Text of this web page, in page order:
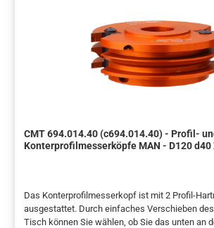
CMT 694.014.40 (c694.014.40) - Profil-
Konterprofilmesserköpfe MAN - D120 d40
Das Konterprofilmesserkopf ist mit 2 Profil-
ausgestattet. Durch einfaches Verschieben
Tisch können Sie wählen, ob Sie das unten an